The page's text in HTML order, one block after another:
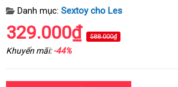
Danh mục: Sextoy cho Les
329.000₫ 588.000₫
Khuyến mãi:-44%